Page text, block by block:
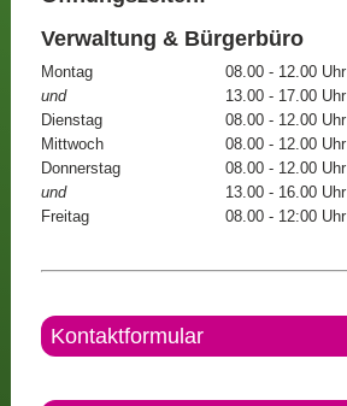
Verwaltung & Bürgerbüro
Montag
08.00 - 12.00 Uhr
und
13.00 - 17.00 Uhr
Dienstag
08.00 - 12.00 Uhr
Mittwoch
08.00 - 12.00 Uhr
Donnerstag
08.00 - 12.00 Uhr
und
13.00 - 16.00 Uhr
Freitag
08.00 - 12:00 Uhr
Kontaktformular